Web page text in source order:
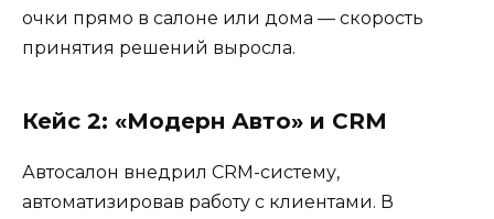
очки прямо в салоне или дома — скорость
принятия решений выросла.
Кейс 2: «Модерн Авто» и CRM
Автосалон внедрил CRM-систему,
автоматизировав работу с клиентами. В